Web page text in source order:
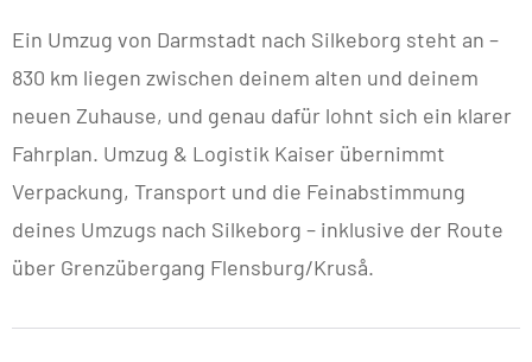
Ein Umzug von Darmstadt nach Silkeborg steht an –
830 km liegen zwischen deinem alten und deinem
neuen Zuhause, und genau dafür lohnt sich ein klarer
Fahrplan. Umzug & Logistik Kaiser übernimmt
Verpackung, Transport und die Feinabstimmung
deines Umzugs nach Silkeborg – inklusive der Route
über Grenzübergang Flensburg/Kruså.